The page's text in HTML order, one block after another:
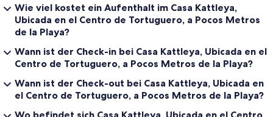
Wie viel kostet ein Aufenthalt im Casa Kattleya,
Ubicada en el Centro de Tortuguero, a Pocos Metros
de la Playa?
Wann ist der Check-in bei Casa Kattleya, Ubicada en el
Centro de Tortuguero, a Pocos Metros de la Playa?
Wann ist der Check-out bei Casa Kattleya, Ubicada en
el Centro de Tortuguero, a Pocos Metros de la Playa?
Wo befindet sich Casa Kattleya, Ubicada en el Centro